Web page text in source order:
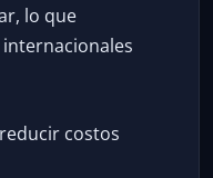
lo que
costos